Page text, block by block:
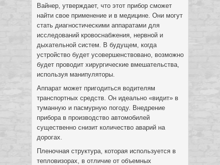
Вайнер, утверждает, что этот прибор сможет
найти свое применение и в медицине. Они могут
стать диагностическими аппаратами для
исследований кровоснабжения, нервной и
дыхательной систем. В будущем, когда
устройство будет усовершенствовано, возможно
будет проводит хирургические вмешательства,
используя манипуляторы.
Аппарат может пригодиться водителям
транспортных средств. Он идеально «видит» в
туманную и пасмурную погоду. Внедрение
прибора в производство автомобилей
существенно снизит количество аварий на
дорогах.
Пленочная структура, которая используется в
тепловизорах, в отличие от объемных